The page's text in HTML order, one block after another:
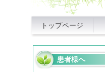
トップページ
患者様へ